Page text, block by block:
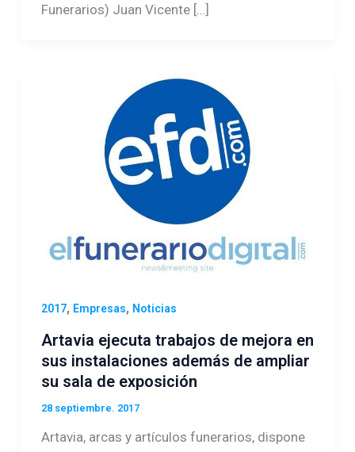
Funerarios) Juan Vicente […]
2017, Empresas, Noticias
Artavia ejecuta trabajos de mejora en
sus instalaciones además de ampliar
su sala de exposición
28 septiembre. 2017
Artavia, arcas y artículos funerarios, dispone